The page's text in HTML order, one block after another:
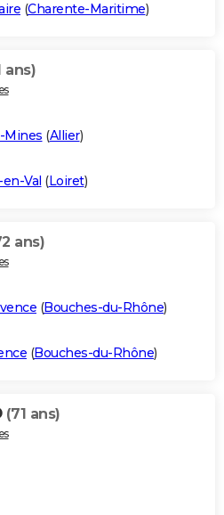
(Charente-Maritime)
ans)
Mines (Allier)
Val (Loiret)
ans)
(Bouches-du-Rhône)
(Bouches-du-Rhône)
(71 ans)